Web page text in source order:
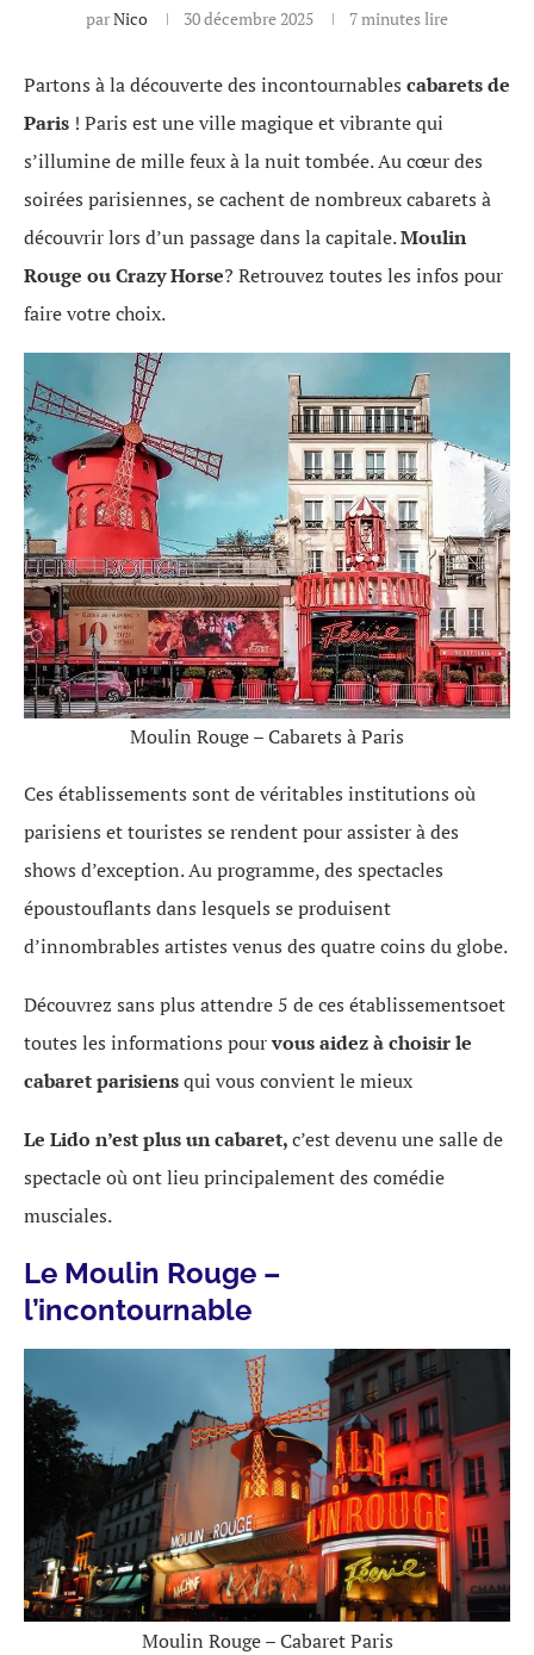
parNico 30 décembre 2025 7 minutes lire
Partons à la découverte des incontournables cabarets de
Paris ! Paris est une ville magique et vibrante qui
s’illumine de mille feux à la nuit tombée. Au cœur des
soirées parisiennes, se cachent de nombreux cabarets à
découvrir lors d’un passage dans la capitale.Moulin
Rouge ou Crazy Horse? Retrouvez toutes les infos pour
faire votre choix.
Moulin Rouge – Cabarets à Paris
Ces établissements sont de véritables institutions où
parisiens et touristes se rendent pour assister à des
shows d’exception. Au programme, des spectacles
époustouflants dans lesquels se produisent
d’innombrables artistes venus des quatre coins du globe.
Découvrez sans plus attendre 5 de ces établissementsoet
toutes les informations pourvous aidez à choisir le
cabaret parisiensqui vous convient le mieux
Le Lido n’est plus un cabaret,c’est devenu une salle de
spectacle où ont lieu principalement des comédie
musciales.
Le Moulin Rouge –
l’incontournable
Moulin Rouge – Cabaret Paris